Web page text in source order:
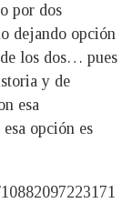
por dos
dejando opción
los dos… pues
y de
esa
opción es